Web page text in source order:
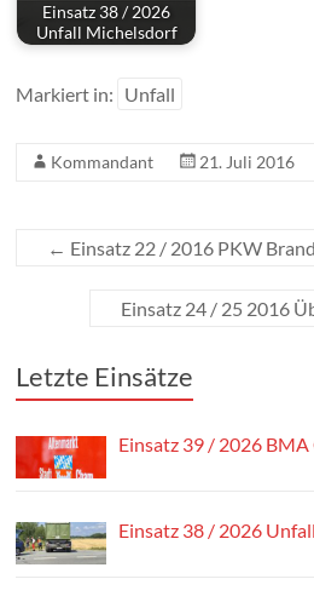
Einsatz 38 / 2026
Unfall Michelsdorf
Markiert in: Unfall
Kommandant 21. Juli 2016
← Einsatz 22 / 2016 PKW Brand
Einsatz 24 / 25 2016
Letzte Einsätze
Einsatz 39 / 2026 BMA
Einsatz 38 / 2026